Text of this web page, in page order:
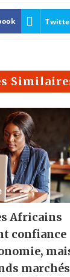
Africains
confiance
marchés